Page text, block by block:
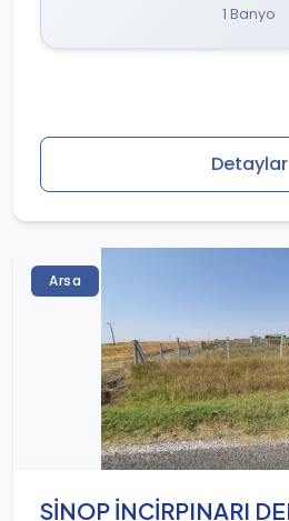
1 Banyo
Detaylar
Arsa
SİNOP İNCİRPINARI